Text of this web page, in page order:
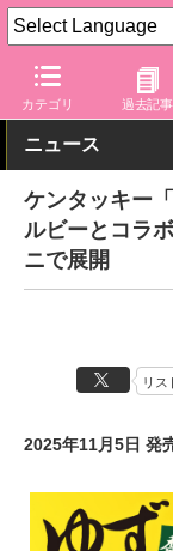
カテゴリ 過去記事
グルメ Watch 店舗
ニュース
ケンタッキー
ルビーとコラ
ニで展開
リス
2025年11月5日 発